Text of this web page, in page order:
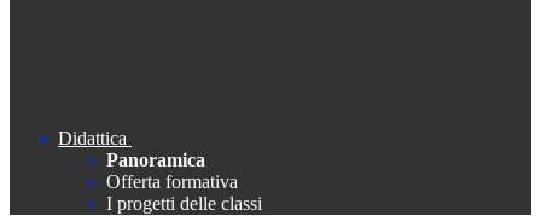
Didattica
Panoramica
Offerta formativa
I progetti delle classi